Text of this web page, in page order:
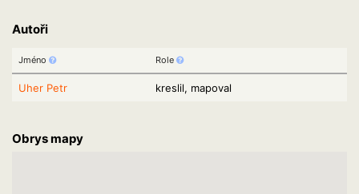
Autoři
Jméno Role
Uher Petr kreslil, mapoval
Obrys mapy